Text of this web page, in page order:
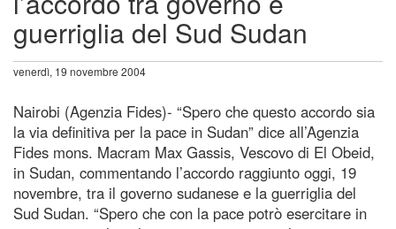
guerriglia del Sud Sudan
venerdì, 19 novembre 2004
Nairobi (Agenzia Fides)- “Spero che questo accordo sia
la via definitiva per la pace in Sudan” dice all’Agenzia
Fides mons. Macram Max Gassis, Vescovo di El Obeid,
in Sudan, commentando l’accordo raggiunto oggi, 19
novembre, tra il governo sudanese e la guerriglia del
Sud Sudan. “Spero che con la pace potrò esercitare in